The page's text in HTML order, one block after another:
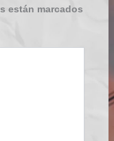
están marcados